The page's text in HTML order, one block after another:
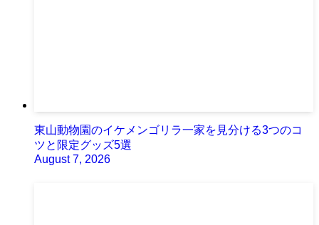
東山動物園のイケメンゴリラ一家を見分ける3つのコ
ツと限定グッズ5選
August 7, 2026